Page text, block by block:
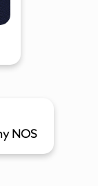
NOS